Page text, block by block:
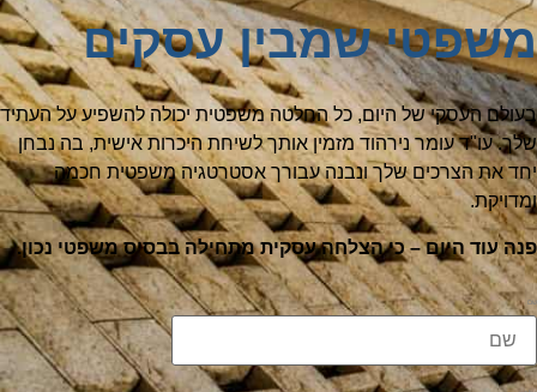
משפטי שמבין עסקים
בעולם העסקי של היום, כל החלטה משפטית יכולה להשפיע על העתיד
שלך. עו"ד עומר נירהוד מזמין אותך לשיחת היכרות אישית, בה נבחן
יחד את הצרכים שלך ונבנה עבורך אסטרטגיה משפטית חכמה
ומדויקת.
פנה עוד היום – כי הצלחה עסקית מתחילה בבסיס משפטי נכון.
שם